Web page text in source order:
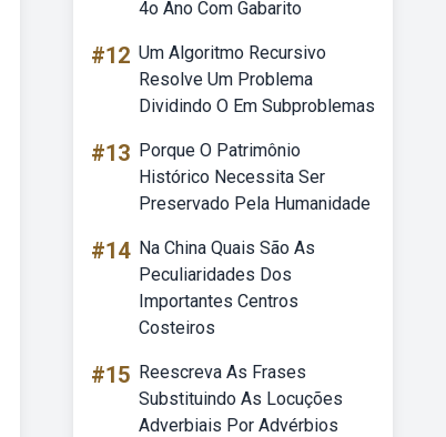
4o Ano Com Gabarito
#12 Um Algoritmo Recursivo
Resolve Um Problema
Dividindo O Em Subproblemas
#13 Porque O Patrimônio
Histórico Necessita Ser
Preservado Pela Humanidade
#14 Na China Quais São As
Peculiaridades Dos
Importantes Centros
Costeiros
#15 Reescreva As Frases
Substituindo As Locuções
Adverbiais Por Advérbios